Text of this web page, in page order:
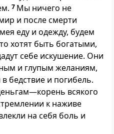
7 Мы ничего не
и после смерти
еду и одежду, будем
хотят быть богатыми,
себе искушение. Они
и глупым желаниям,
бедствие и погибель.
всякого
к наживе
на себя боль и